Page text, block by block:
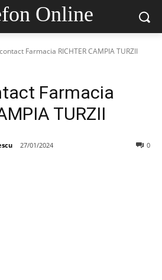
Online
Farmacia RICHTER CAMPIA TURZII
Farmacia
TURZII
27/01/2024 0